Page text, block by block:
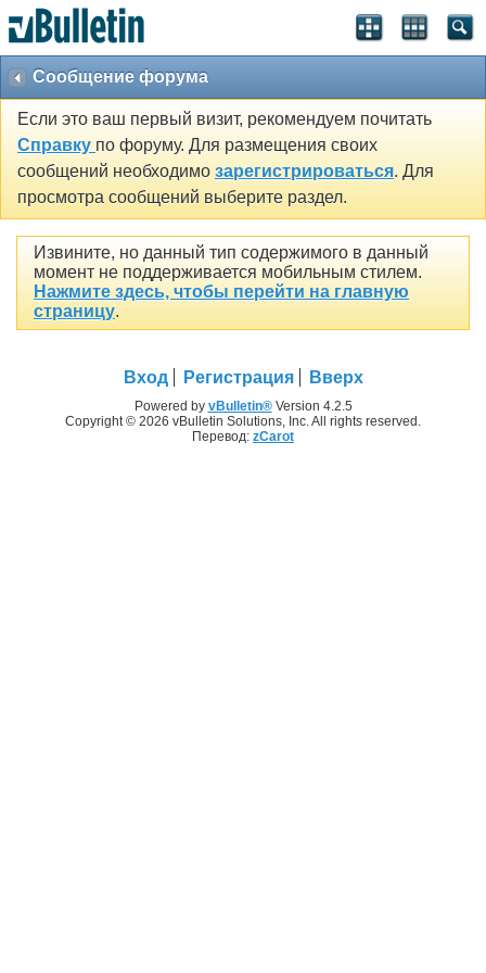
Сообщение форума
Если это ваш первый визит, рекомендуем почитать
Справку по форуму. Для размещения своих
сообщений необходимо зарегистрироваться. Для
просмотра сообщений выберите раздел.
Извините, но данный тип содержимого в данный
момент не поддерживается мобильным стилем.
Нажмите здесь, чтобы перейти на главную
страницу.
Вход Регистрация Вверх
Powered by vBulletin®Version 4.2.5
Copyright © 2026 vBulletin Solutions, Inc. All rights reserved.
Перевод: zCarot